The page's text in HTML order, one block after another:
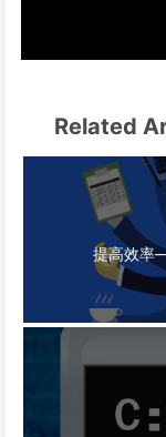
Related
提高效率